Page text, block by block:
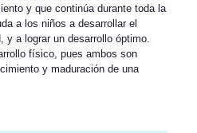
y que continúa durante toda la
a los niños a desarrollar el
y a lograr un desarrollo óptimo.
físico, pues ambos son
y maduración de una